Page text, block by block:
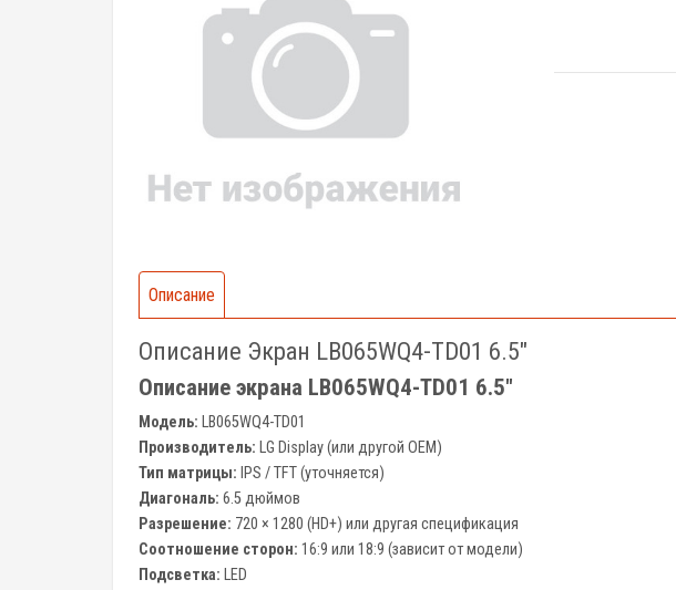
Описание
Описание Экран LB065WQ4-TD01 6.5"
Описание экрана LB065WQ4-TD01 6.5"
Модель: LB065WQ4-TD01
Производитель: LG Display (или другой OEM)
Тип матрицы: IPS / TFT (уточняется)
Диагональ: 6.5 дюймов
Разрешение: 720 × 1280 (HD+) или другая спецификация
Соотношение сторон: 16:9 или 18:9 (зависит от модели)
Подсветка: LED